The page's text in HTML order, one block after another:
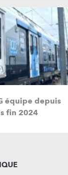
équipe depuis
fin 2024